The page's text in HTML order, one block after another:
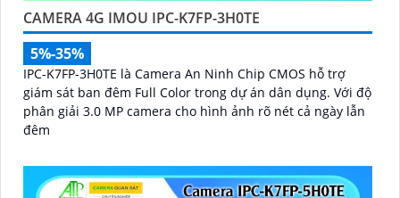
CAMERA 4G IMOU IPC-K7FP-3H0TE
5%-35%
IPC-K7FP-3H0TE là Camera An Ninh Chip CMOS hỗ trợ
giám sát ban đêm Full Color trong dự án dân dụng. Với độ
phân giải 3.0 MP camera cho hình ảnh rõ nét cả ngày lẫn
đêm